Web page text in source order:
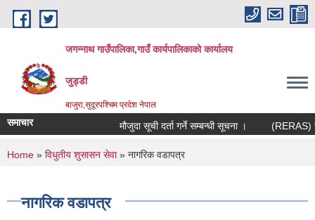
Skip to main content
जगन्नाथ गाउँपालिका,गाउँ कार्यपालिकाको कार्यालय
जुड्डी
बाजुरा,सुदूरपश्चिम प्रदेश नेपाल
समाचार मौजुदा सूची दर्ता गर्ने सम्बन्धी सूचना । (RERAS)
You are here
Home » विधुतीय शुसासन सेवा» नागरिक वडापत्र
नागरिक वडापत्र